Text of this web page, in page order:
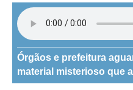
Órgãos e prefeitura
material misterioso que